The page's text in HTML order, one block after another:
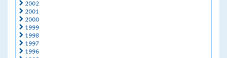
2002
2001
2000
1999
1998
1997
1996